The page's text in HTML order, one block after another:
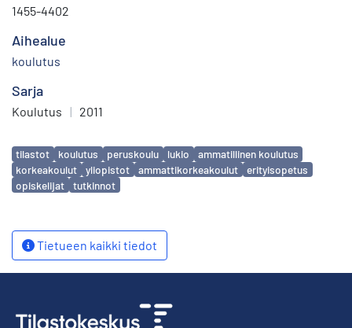
1455-4402
Aihealue
koulutus
Sarja
Koulutus | 2011
Avainsanat
tilastot koulutus peruskoulu lukio
ammatillinen koulutus
korkeakoulut
yliopistot ammattikorkeakoulut
erityisopetus
opiskelijat
tutkinnot
Tietueen kaikki tiedot